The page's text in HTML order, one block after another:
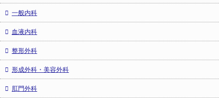
一般内科
血液内科
整形外科
形成外科・美容外科
肛門外科